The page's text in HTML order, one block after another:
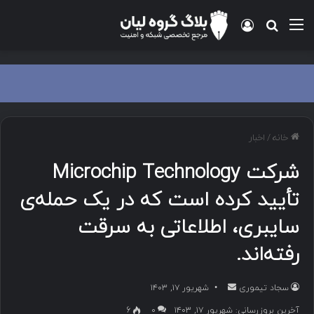
منو جستجو برای
ورود
خانه/ اخبار
شرکت Microchip Technology
تأیید کرده است که در یک حمله‌ی
سایبری، اطلاعاتی به سرقت
رفته‌اند.
سجاد تیموری
شهریور ۱۷, ۱۴۰۳
آخرین بروزرسانی: شهریور ۱۷, ۱۴۰۳
۰
6